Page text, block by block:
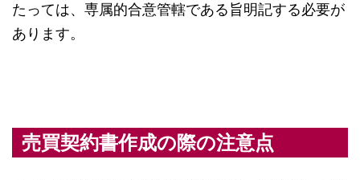
たっては、専属的合意管轄である旨明記する必要が
あります。
売買契約書作成の際の注意点